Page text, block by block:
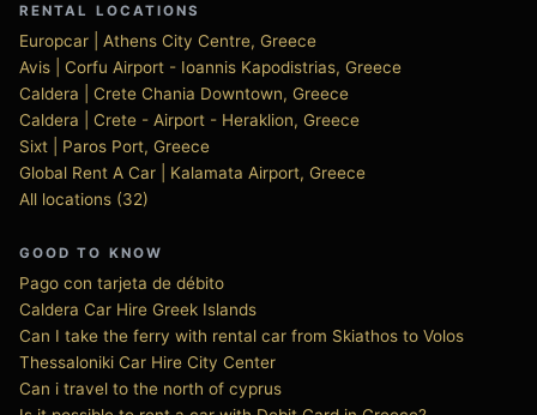
RENTAL LOCATIONS
Europcar | Athens City Centre, Greece
Avis | Corfu Airport - Ioannis Kapodistrias, Greece
Caldera | Crete Chania Downtown, Greece
Caldera | Crete - Airport - Heraklion, Greece
Sixt | Paros Port, Greece
Global Rent A Car | Kalamata Airport, Greece
All locations (32)
GOOD TO KNOW
Pago con tarjeta de débito
Caldera Car Hire Greek Islands
Can I take the ferry with rental car from Skiathos to Volos
Thessaloniki Car Hire City Center
Can i travel to the north of cyprus